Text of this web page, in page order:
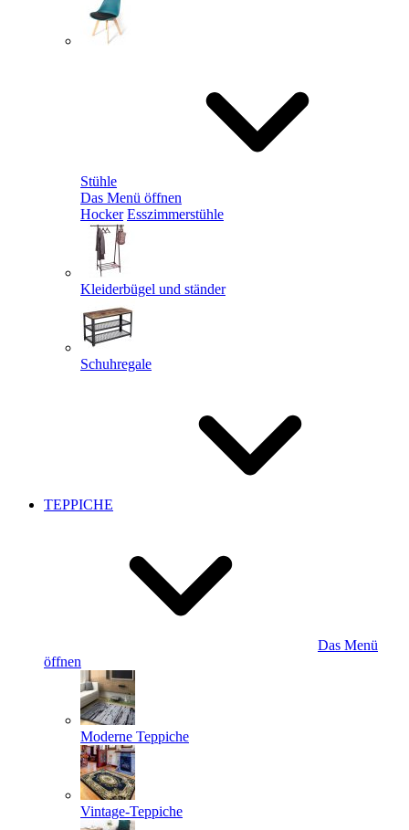
Stühle
Das Menü öffnen
Hocker Esszimmerstühle
Kleiderbügel und ständer
Schuhregale
TEPPICHE
Das Menü
öffnen
Moderne Teppiche
Vintage-Teppiche